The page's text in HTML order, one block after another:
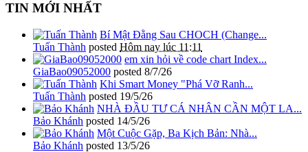
TIN MỚI NHẤT
Bí Mật Đằng Sau CHOCH (Change...
Tuấn Thành posted Hôm nay lúc 11:11
em xin hỏi về code chart Index...
GiaBao09052000 posted 8/7/26
Khi Smart Money "Phá Vỡ Ranh...
Tuấn Thành posted 19/5/26
NHÀ ĐẦU TƯ CÁ NHÂN CẦN MỘT LA...
Bảo Khánh posted 14/5/26
Một Cuộc Gặp, Ba Kịch Bản: Nhà...
Bảo Khánh posted 13/5/26